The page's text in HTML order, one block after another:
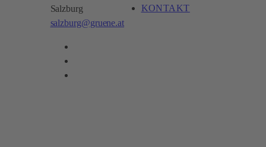
Salzburg
salzburg@gruene.at
KONTAKT